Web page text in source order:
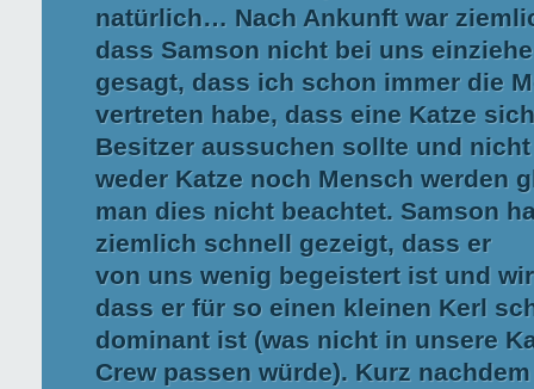
natürlich… Nach Ankunft war
dass Samson nicht bei uns
gesagt, dass ich schon immer die
vertreten habe, dass eine Katze
Besitzer aussuchen sollte und
weder Katze noch Mensch werden
man dies nicht beachtet. Samson
ziemlich schnell gezeigt, dass er
von uns wenig begeistert ist und
dass er für so einen kleinen Kerl
dominant ist (was nicht in unsere
Crew passen würde). Kurz